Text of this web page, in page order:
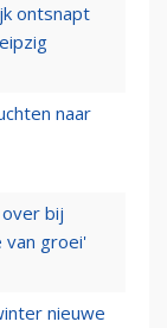
ontsnapt
naar
bij
van groei'
nieuwe